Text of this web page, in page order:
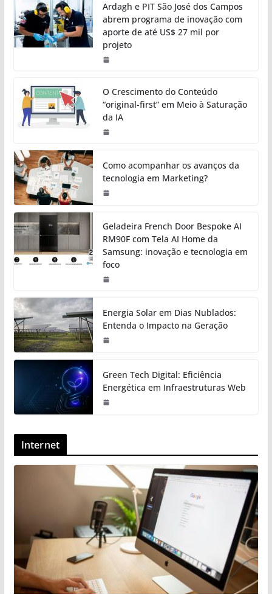
Ardagh e PIT São José dos Campos
abrem programa de inovação com
aporte de até US$ 27 mil por
projeto
O Crescimento do Conteúdo
“original-first” em Meio à Saturação
da IA
Como acompanhar os avanços da
tecnologia em Marketing?
Geladeira French Door Bespoke AI
RM90F com Tela AI Home da
Samsung: inovação e tecnologia em
foco
Energia Solar em Dias Nublados:
Entenda o Impacto na Geração
Green Tech Digital: Eficiência
Energética em Infraestruturas Web
Internet